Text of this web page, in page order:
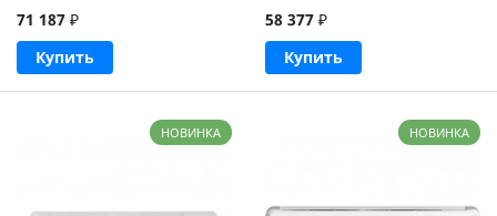
71 187 ₽
Купить
58 377₽
Купить
НОВИНКА НОВИНКА